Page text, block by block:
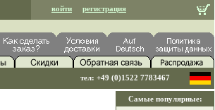
войти регистрация
тел: +49 (0)1522 7783467
Самые популярные: